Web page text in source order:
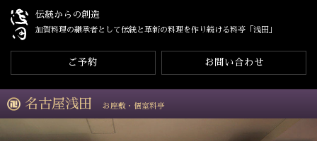
伝統からの創造
加賀料理の継承者として伝統と革新の料理を作り続ける料亭「浅田」
ご予約 お問い合わせ
名古屋浅田 お座敷・個室料亭